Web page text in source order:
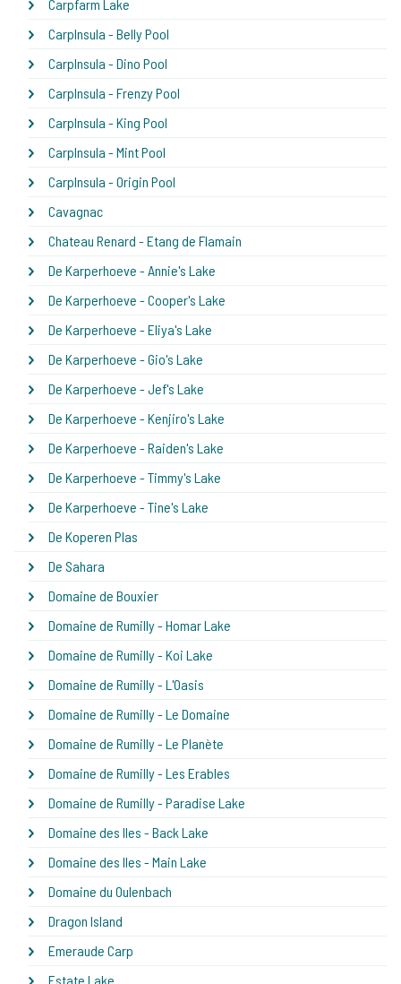
Carpfarm Lake
CarpInsula - Belly Pool
CarpInsula - Dino Pool
CarpInsula - Frenzy Pool
CarpInsula - King Pool
CarpInsula - Mint Pool
CarpInsula - Origin Pool
Cavagnac
Chateau Renard - Etang de Flamain
De Karperhoeve - Annie's Lake
De Karperhoeve - Cooper's Lake
De Karperhoeve - Eliya's Lake
De Karperhoeve - Gio's Lake
De Karperhoeve - Jef's Lake
De Karperhoeve - Kenjiro's Lake
De Karperhoeve - Raiden's Lake
De Karperhoeve - Timmy's Lake
De Karperhoeve - Tine's Lake
De Koperen Plas
De Sahara
Domaine de Bouxier
Domaine de Rumilly - Homar Lake
Domaine de Rumilly - Koi Lake
Domaine de Rumilly - L'Oasis
Domaine de Rumilly - Le Domaine
Domaine de Rumilly - Le Planète
Domaine de Rumilly - Les Erables
Domaine de Rumilly - Paradise Lake
Domaine des Iles - Back Lake
Domaine des Iles - Main Lake
Domaine du Oulenbach
Dragon Island
Emeraude Carp
Estate Lake